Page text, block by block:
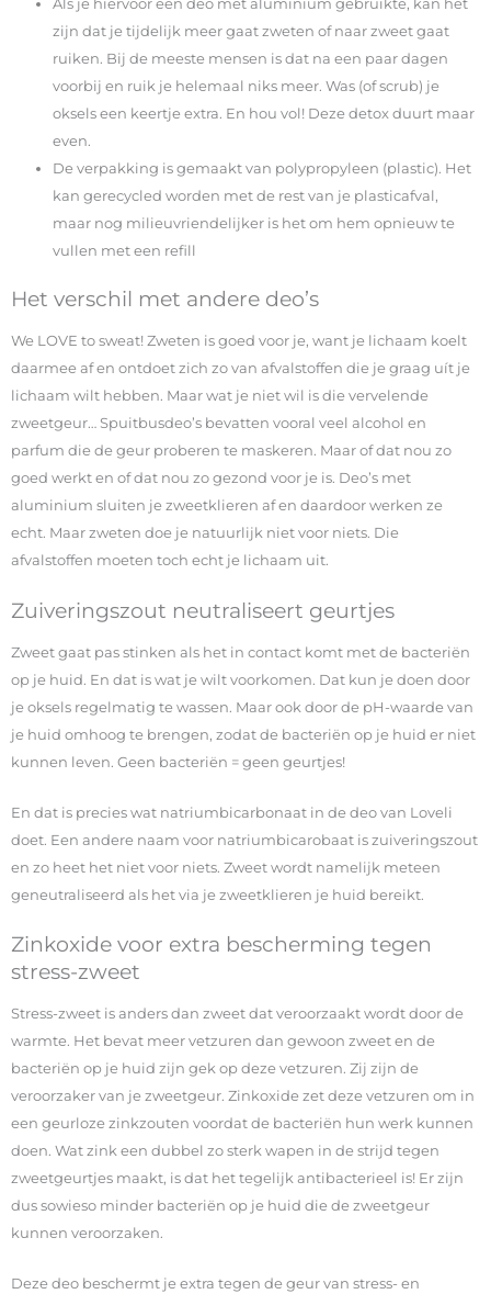
Als je hiervoor een deo met aluminium gebruikte, kan het
zijn dat je tijdelijk meer gaat zweten of naar zweet gaat
ruiken. Bij de meeste mensen is dat na een paar dagen
voorbij en ruik je helemaal niks meer. Was (of scrub) je
oksels een keertje extra. En hou vol! Deze detox duurt maar
even.
De verpakking is gemaakt van polypropyleen (plastic). Het
kan gerecycled worden met de rest van je plasticafval,
maar nog milieuvriendelijker is het om hem opnieuw te
vullen met een refill
Het verschil met andere deo’s
We LOVE to sweat! Zweten is goed voor je, want je lichaam koelt
daarmee af en ontdoet zich zo van afvalstoffen die je graag uít je
lichaam wilt hebben. Maar wat je niet wil is die vervelende
zweetgeur… Spuitbusdeo’s bevatten vooral veel alcohol en
parfum die de geur proberen te maskeren. Maar of dat nou zo
goed werkt en of dat nou zo gezond voor je is. Deo’s met
aluminium sluiten je zweetklieren af en daardoor werken ze
echt. Maar zweten doe je natuurlijk niet voor niets. Die
afvalstoffen moeten toch echt je lichaam uit.
Zuiveringszout neutraliseert geurtjes
Zweet gaat pas stinken als het in contact komt met de bacteriën
op je huid. En dat is wat je wilt voorkomen. Dat kun je doen door
je oksels regelmatig te wassen. Maar ook door de pH-waarde van
je huid omhoog te brengen, zodat de bacteriën op je huid er niet
kunnen leven. Geen bacteriën = geen geurtjes!
En dat is precies wat natriumbicarbonaat in de deo van Loveli
doet. Een andere naam voor natriumbicarobaat is zuiveringszout
en zo heet het niet voor niets. Zweet wordt namelijk meteen
geneutraliseerd als het via je zweetklieren je huid bereikt.
Zinkoxide voor extra bescherming tegen
stress-zweet
Stress-zweet is anders dan zweet dat veroorzaakt wordt door de
warmte. Het bevat meer vetzuren dan gewoon zweet en de
bacteriën op je huid zijn gek op deze vetzuren. Zij zijn de
veroorzaker van je zweetgeur. Zinkoxide zet deze vetzuren om in
een geurloze zinkzouten voordat de bacteriën hun werk kunnen
doen. Wat zink een dubbel zo sterk wapen in de strijd tegen
zweetgeurtjes maakt, is dat het tegelijk antibacterieel is! Er zijn
dus sowieso minder bacteriën op je huid die de zweetgeur
kunnen veroorzaken.
Deze deo beschermt je extra tegen de geur van stress- en